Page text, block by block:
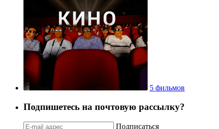
5 фильмов
Подпишетесь на почтовую рассылку?
Подписаться